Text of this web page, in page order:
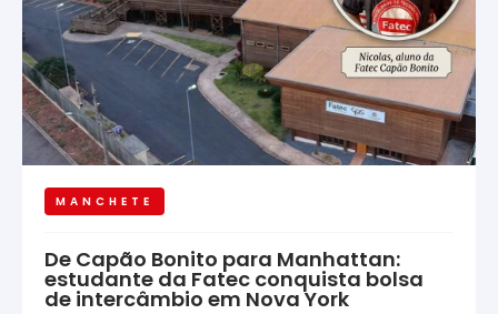
MANCHETE
De Capão Bonito para Manhattan:
estudante da Fatec conquista bolsa
de intercâmbio em Nova York